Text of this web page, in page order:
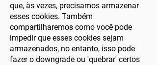
que, às vezes, precisamos armazenar
esses cookies. Também
compartilharemos como você pode
impedir que esses cookies sejam
armazenados, no entanto, isso pode
fazer o downgrade ou 'quebrar' certos